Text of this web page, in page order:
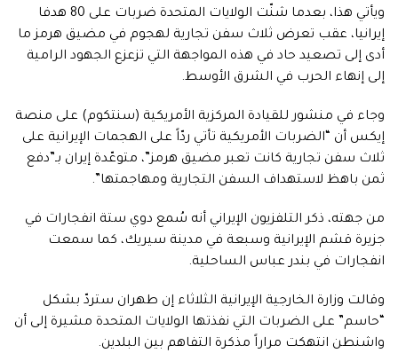
ويأتي هذا، بعدما شنّت الولايات المتحدة ضربات على 80 هدفا
إيرانيا، عقب تعرض ثلاث سفن تجارية لهجوم في مضيق هرمز ما
أدى إلى تصعيد حاد في هذه المواجهة التي تزعزع الجهود الرامية
إلى إنهاء الحرب في الشرق الأوسط.
وجاء في منشور للقيادة المركزية الأمريكية (سنتكوم) على منصة
إيكس أن “الضربات الأمريكية تأتي ردّاً على الهجمات الإيرانية على
ثلاث سفن تجارية كانت تعبر مضيق هرمز”، متوعّدة إيران بـ”دفع
ثمن باهظ لاستهداف السفن التجارية ومهاجمتها”.
من جهته، ذكر التلفزيون الإيراني أنه سُمع دوي ستة انفجارات في
جزيرة قشم الإيرانية وسبعة في مدينة سيريك، كما سمعت
انفجارات في بندر عباس الساحلية.
وقالت وزارة الخارجية الإيرانية الثلاثاء إن طهران ستردّ بشكل
“حاسم” على الضربات التي نفذتها الولايات المتحدة مشيرة إلى أن
واشنطن انتهكت مراراً مذكرة التفاهم بين البلدين.